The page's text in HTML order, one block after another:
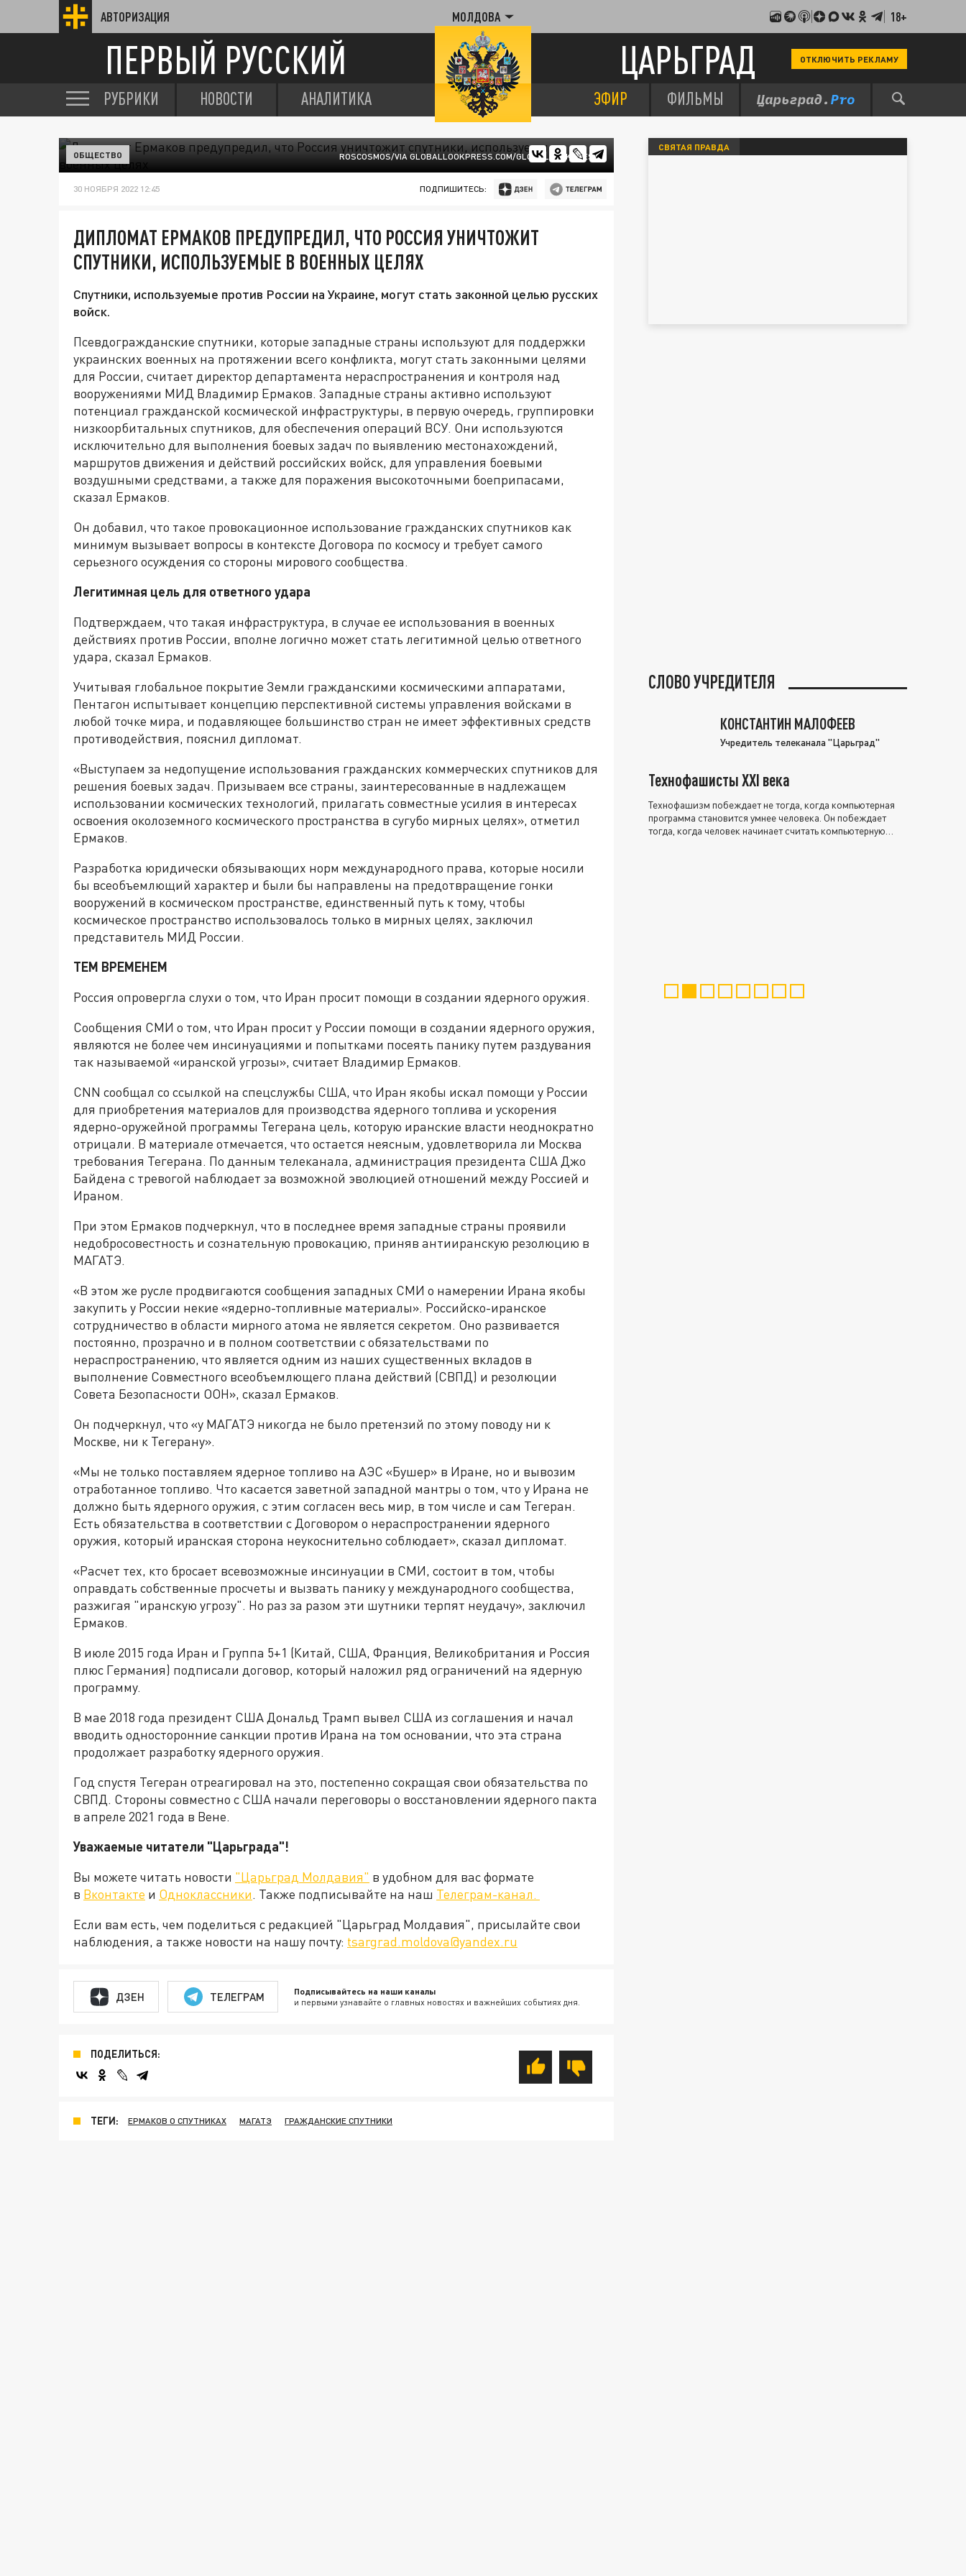
АВТОРИЗАЦИЯ МОЛДОВА 18+
ПЕРВЫЙ РУССКИЙ ЦАРЬГРАД ОТКЛЮЧИТЬ РЕКЛАМУ
РУБРИКИ НОВОСТИ АНАЛИТИКА ЭФИР ФИЛЬМЫ
ROSCOSMOS/VIA GLOBALLOOKPRESS.COM/GLOBALLOOKPRESS
ОБЩЕСТВО
30 НОЯБРЯ 2022 12:45 ПОДПИШИТЕСЬ:
ДИПЛОМАТ ЕРМАКОВ ПРЕДУПРЕДИЛ, ЧТО РОССИЯ УНИЧТОЖИТ
СПУТНИКИ, ИСПОЛЬЗУЕМЫЕ В ВОЕННЫХ ЦЕЛЯХ
Спутники, используемые против России на Украине, могут стать законной целью русских
войск.
Псевдогражданские спутники, которые западные страны используют для поддержки
украинских военных на протяжении всего конфликта, могут стать законными целями
для России, считает директор департамента нераспространения и контроля над
вооружениями МИД Владимир Ермаков. Западные страны активно используют
потенциал гражданской космической инфраструктуры, в первую очередь, группировки
низкоорбитальных спутников, для обеспечения операций ВСУ. Они используются
исключительно для выполнения боевых задач по выявлению местонахождений,
маршрутов движения и действий российских войск, для управления боевыми
воздушными средствами, а также для поражения высокоточными боеприпасами,
сказал Ермаков.
Он добавил, что такое провокационное использование гражданских спутников как
минимум вызывает вопросы в контексте Договора по космосу и требует самого
серьезного осуждения со стороны мирового сообщества.
Легитимная цель для ответного удара
Подтверждаем, что такая инфраструктура, в случае ее использования в военных
действиях против России, вполне логично может стать легитимной целью ответного
удара, сказал Ермаков.
Учитывая глобальное покрытие Земли гражданскими космическими аппаратами,
Пентагон испытывает концепцию перспективной системы управления войсками в
любой точке мира, и подавляющее большинство стран не имеет эффективных средств
противодействия, пояснил дипломат.
«Выступаем за недопущение использования гражданских коммерческих спутников для
решения боевых задач. Призываем все страны, заинтересованные в надлежащем
использовании космических технологий, прилагать совместные усилия в интересах
освоения околоземного космического пространства в сугубо мирных целях», отметил
Ермаков.
Разработка юридически обязывающих норм международного права, которые носили
бы всеобъемлющий характер и были бы направлены на предотвращение гонки
вооружений в космическом пространстве, единственный путь к тому, чтобы
космическое пространство использовалось только в мирных целях, заключил
представитель МИД России.
ТЕМ ВРЕМЕНЕМ
Россия опровергла слухи о том, что Иран просит помощи в создании ядерного оружия.
Сообщения СМИ о том, что Иран просит у России помощи в создании ядерного оружия,
являются не более чем инсинуациями и попытками посеять панику путем раздувания
так называемой «иранской угрозы», считает Владимир Ермаков.
CNN сообщал со ссылкой на спецслужбы США, что Иран якобы искал помощи у России
для приобретения материалов для производства ядерного топлива и ускорения
ядерно-оружейной программы Тегерана цель, которую иранские власти неоднократно
отрицали. В материале отмечается, что остается неясным, удовлетворила ли Москва
требования Тегерана. По данным телеканала, администрация президента США Джо
Байдена с тревогой наблюдает за возможной эволюцией отношений между Россией и
Ираном.
При этом Ермаков подчеркнул, что в последнее время западные страны проявили
недобросовестность и сознательную провокацию, приняв антииранскую резолюцию в
МАГАТЭ.
«В этом же русле продвигаются сообщения западных СМИ о намерении Ирана якобы
закупить у России некие «ядерно-топливные материалы». Российско-иранское
сотрудничество в области мирного атома не является секретом. Оно развивается
постоянно, прозрачно и в полном соответствии с обязательствами по
нераспространению, что является одним из наших существенных вкладов в
выполнение Совместного всеобъемлющего плана действий (СВПД) и резолюции
Совета Безопасности ООН», сказал Ермаков.
Он подчеркнул, что «у МАГАТЭ никогда не было претензий по этому поводу ни к
Москве, ни к Тегерану».
«Мы не только поставляем ядерное топливо на АЭС «Бушер» в Иране, но и вывозим
отработанное топливо. Что касается заветной западной мантры о том, что у Ирана не
должно быть ядерного оружия, с этим согласен весь мир, в том числе и сам Тегеран.
Есть обязательства в соответствии с Договором о нераспространении ядерного
оружия, который иранская сторона неукоснительно соблюдает», сказал дипломат.
«Расчет тех, кто бросает всевозможные инсинуации в СМИ, состоит в том, чтобы
оправдать собственные просчеты и вызвать панику у международного сообщества,
разжигая "иранскую угрозу". Но раз за разом эти шутники терпят неудачу», заключил
Ермаков.
В июле 2015 года Иран и Группа 5+1 (Китай, США, Франция, Великобритания и Россия
плюс Германия) подписали договор, который наложил ряд ограничений на ядерную
программу.
В мае 2018 года президент США Дональд Трамп вывел США из соглашения и начал
вводить односторонние санкции против Ирана на том основании, что эта страна
продолжает разработку ядерного оружия.
Год спустя Тегеран отреагировал на это, постепенно сокращая свои обязательства по
СВПД. Стороны совместно с США начали переговоры о восстановлении ядерного пакта
в апреле 2021 года в Вене.
Уважаемые читатели "Царьграда"!
Вы можете читать новости "Царьград Молдавия" в удобном для вас формате
в Вконтакте и Одноклассники. Также подписывайте на наш Телеграм-канал.
Если вам есть, чем поделиться с редакцией "Царьград Молдавия", присылайте свои
наблюдения, а также новости на нашу почту: tsargrad.moldova@yandex.ru
ДЗЕН ТЕЛЕГРАМ Подписывайтесь на наши каналы
и первыми узнавайте о главных новостях и важнейших событиях дня.
ПОДЕЛИТЬСЯ:
ТЕГИ: ЕРМАКОВ О СПУТНИКАХ МАГАТЭ ГРАЖДАНСКИЕ СПУТНИКИ
СВЯТАЯ ПРАВДА
СЛОВО УЧРЕДИТЕЛЯ
КОНСТАНТИН МАЛОФЕЕВ
Учредитель телеканала "Царьград"
Технофашисты XXI века
Технофашизм побеждает не тогда, когда компьютерная
программа становится умнее человека. Он побеждает
тогда, когда человек начинает считать компьютерную